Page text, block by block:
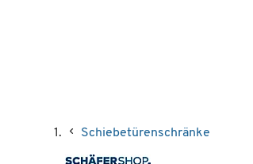
Schiebetürenschränke